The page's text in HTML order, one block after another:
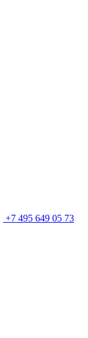
+7 495 649 05 73